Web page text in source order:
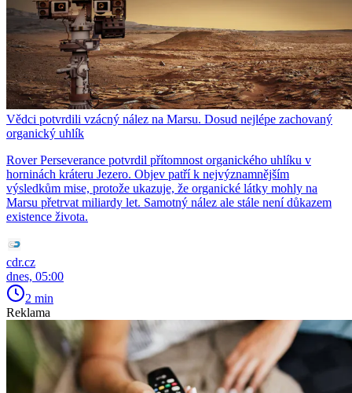
Vědci potvrdili vzácný nález na Marsu. Dosud nejlépe zachovaný
organický uhlík
Rover Perseverance potvrdil přítomnost organického uhlíku v
horninách kráteru Jezero. Objev patří k nejvýznamnějším
výsledkům mise, protože ukazuje, že organické látky mohly na
Marsu přetrvat miliardy let. Samotný nález ale stále není důkazem
existence života.
cdr.cz
dnes, 05:00
2 min
Reklama